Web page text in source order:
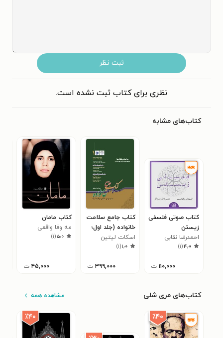
ثبت نظر
نظری برای کتاب ثبت نشده است.
کتاب‌های مشابه
کتاب صوتی فلسفی
زیستن
احمدرضا نقابی
۴٫۰(۱)
۱۱۰,۰۰۰ ت
کتاب جامع سلامت
خانواده (جلد اول؛
جراحات و نشانه ها)
اسکات لیتین
۱٫۰(۱)
۳۹۹,۰۰۰ ت
کتاب مامان
مه وفا واقعی
پرست
۵٫۰(۱)
۴۵,۰۰۰ ت
کتاب‌های مری شلی مشاهده همه
٪۴۰ ٪۴۰